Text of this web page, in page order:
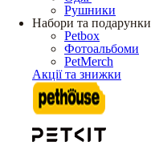
Рушники
Набори та подарунки
Petbox
Фотоальбоми
PetMerch
Акції та знижки